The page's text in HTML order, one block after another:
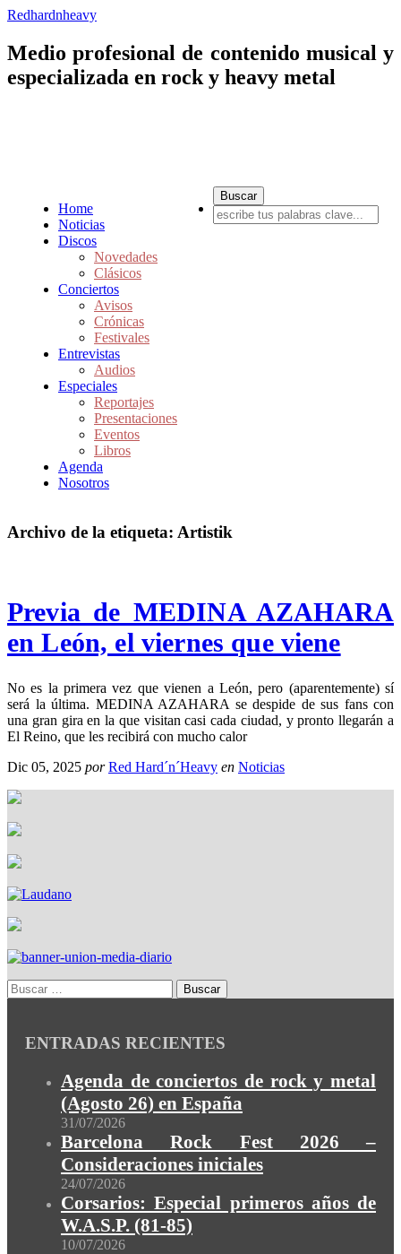
Redhardnheavy
Medio profesional de contenido musical y
especializada en rock y heavy metal
Home
Noticias
Discos
Novedades
Clásicos
Conciertos
Avisos
Crónicas
Festivales
Entrevistas
Audios
Especiales
Reportajes
Presentaciones
Eventos
Libros
Agenda
Nosotros
Archivo de la etiqueta: Artistik
Previa de MEDINA AZAHARA
en León, el viernes que viene
No es la primera vez que vienen a León, pero (aparentemente) sí
será la última. MEDINA AZAHARA se despide de sus fans con
una gran gira en la que visitan casi cada ciudad, y pronto llegarán a
El Reino, que les recibirá con mucho calor
Dic 05, 2025 por Red Hard´n´Heavy en Noticias
ENTRADAS RECIENTES
Agenda de conciertos de rock y metal
(Agosto 26) en España
31/07/2026
Barcelona Rock Fest 2026 –
Consideraciones iniciales
24/07/2026
Corsarios: Especial primeros años de
W.A.S.P. (81-85)
10/07/2026